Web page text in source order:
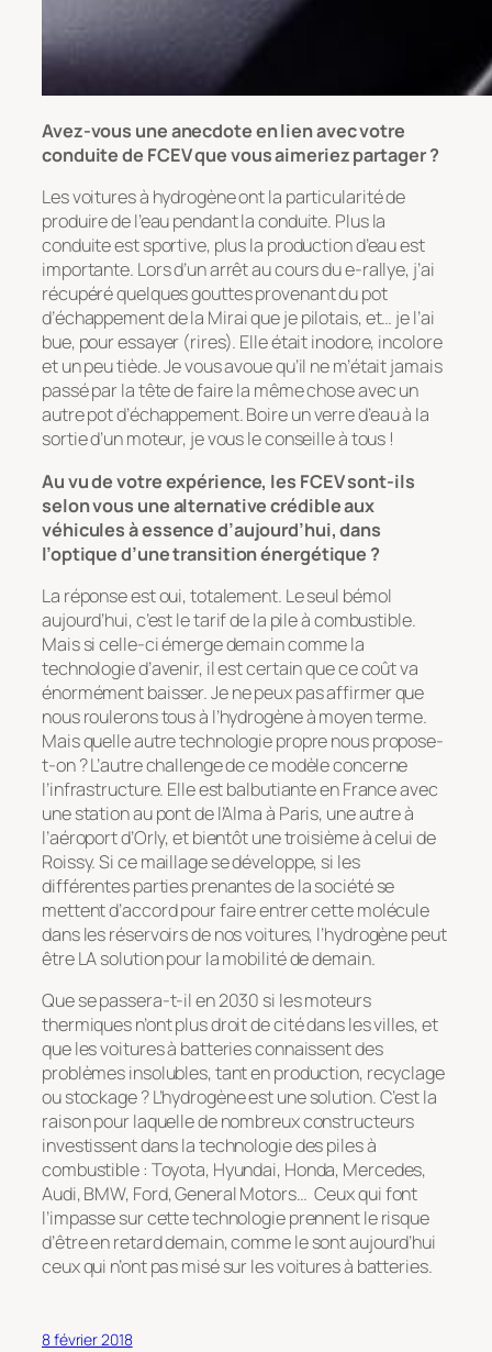
Avez-vous une anecdote en lien avec votre
conduite de FCEV que vous aimeriez partager ?
Les voitures à hydrogène ont la particularité de
produire de l’eau pendant la conduite. Plus la
conduite est sportive, plus la production d’eau est
importante. Lors d’un arrêt au cours du e-rallye, j’ai
récupéré quelques gouttes provenant du pot
d’échappement de la Mirai que je pilotais, et… je l’ai
bue, pour essayer (rires). Elle était inodore, incolore
et un peu tiède. Je vous avoue qu’il ne m’était jamais
passé par la tête de faire la même chose avec un
autre pot d’échappement. Boire un verre d’eau à la
sortie d’un moteur, je vous le conseille à tous !
Au vu de votre expérience, les FCEV sont-ils
selon vous une alternative crédible aux
véhicules à essence d’aujourd’hui, dans
l’optique d’une transition énergétique ?
La réponse est oui, totalement. Le seul bémol
aujourd’hui, c’est le tarif de la pile à combustible.
Mais si celle-ci émerge demain comme la
technologie d’avenir, il est certain que ce coût va
énormément baisser. Je ne peux pas affirmer que
nous roulerons tous à l’hydrogène à moyen terme.
Mais quelle autre technologie propre nous propose-
t-on ? L’autre challenge de ce modèle concerne
l’infrastructure. Elle est balbutiante en France avec
une station au pont de l’Alma à Paris, une autre à
l’aéroport d’Orly, et bientôt une troisième à celui de
Roissy. Si ce maillage se développe, si les
différentes parties prenantes de la société se
mettent d’accord pour faire entrer cette molécule
dans les réservoirs de nos voitures, l’hydrogène peut
être LA solution pour la mobilité de demain.
Que se passera-t-il en 2030 si les moteurs
thermiques n’ont plus droit de cité dans les villes, et
que les voitures à batteries connaissent des
problèmes insolubles, tant en production, recyclage
ou stockage ? L’hydrogène est une solution. C’est la
raison pour laquelle de nombreux constructeurs
investissent dans la technologie des piles à
combustible : Toyota, Hyundai, Honda, Mercedes,
Audi, BMW, Ford, General Motors… Ceux qui font
l’impasse sur cette technologie prennent le risque
d’être en retard demain, comme le sont aujourd’hui
ceux qui n’ont pas misé sur les voitures à batteries.
8 février 2018